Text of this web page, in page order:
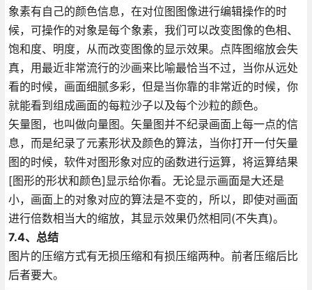
象素有自己的颜色信息，在对位图图像进行编辑操作的时
候，可操作的对象是每个象素，我们可以改变图像的色相、
饱和度、明度，从而改变图像的显示效果。点阵图缩放会失
真，用最近非常流行的沙画来比喻最恰当不过，当你从远处
看的时候，画面细腻多彩，但是当你靠的非常近的时候，你
就能看到组成画面的每粒沙子以及每个沙粒的颜色。
矢量图，也叫做向量图。矢量图并不纪录画面上每一点的信
息，而是纪录了元素形状及颜色的算法，当你打开一付矢量
图的时候，软件对图形象对应的函数进行运算，将运算结果
[图形的形状和颜色]显示给你看。无论显示画面是大还是
小，画面上的对象对应的算法是不变的，所以，即使对画面
进行倍数相当大的缩放，其显示效果仍然相同(不失真)。
7.4、总结
图片的压缩方式有无损压缩和有损压缩两种。前者压缩后比
后者要大。